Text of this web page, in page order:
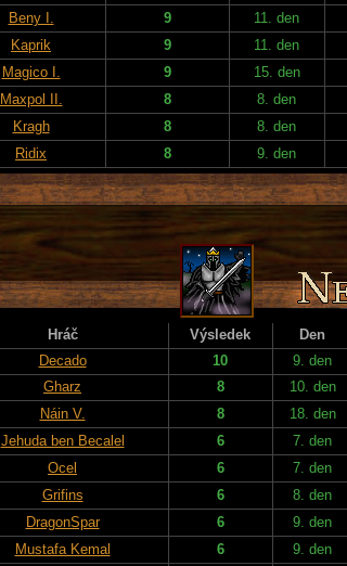
Beny I. 9 11. den
Kaprik 9 11. den
Magico I. 9 15. den
Maxpol II. 8 8. den
Kragh 8 8. den
Ridix 8 9. den
Hráč Výsledek Den
Decado 10 9. den
Gharz 8 10. den
Náin V. 8 18. den
Jehuda ben Becalel 6 7. den
Ocel 6 7. den
Grifins 6 8. den
DragonSpar 6 9. den
Mustafa Kemal 6 9. den